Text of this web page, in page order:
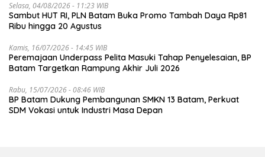
Selasa, 04/08/2026 - 11:23 WIB
Sambut HUT RI, PLN Batam Buka Promo Tambah Daya Rp81
Ribu hingga 20 Agustus
Kamis, 16/07/2026 - 14:45 WIB
Peremajaan Underpass Pelita Masuki Tahap Penyelesaian, BP
Batam Targetkan Rampung Akhir Juli 2026
Rabu, 15/07/2026 - 08:46 WIB
BP Batam Dukung Pembangunan SMKN 13 Batam, Perkuat
SDM Vokasi untuk Industri Masa Depan